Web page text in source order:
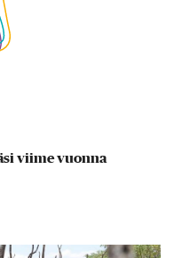
viime vuonna